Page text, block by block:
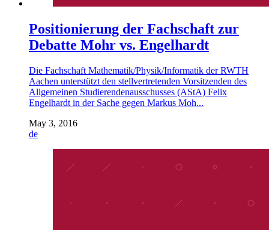
Positionierung der Fachschaft zur
Debatte Mohr vs. Engelhardt
Die Fachschaft Mathematik/Physik/Informatik der RWTH
Aachen unterstützt den stellvertretenden Vorsitzenden des
Allgemeinen Studierendenausschusses (AStA) Felix
Engelhardt in der Sache gegen Markus Moh...
May 3, 2016
de